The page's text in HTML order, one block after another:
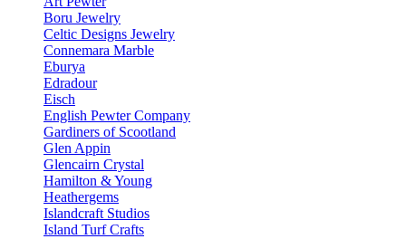
Boru Jewelry
Celtic Designs Jewelry
Connemara Marble
Eburya
Edradour
Eisch
English Pewter Company
Gardiners of Scootland
Glen Appin
Glencairn Crystal
Hamilton & Young
Heathergems
Islandcraft Studios
Island Turf Crafts